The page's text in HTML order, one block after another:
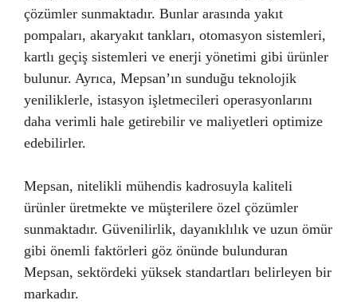
çözümler sunmaktadır. Bunlar arasında yakıt
pompaları, akaryakıt tankları, otomasyon sistemleri,
kartlı geçiş sistemleri ve enerji yönetimi gibi ürünler
bulunur. Ayrıca, Mepsan’ın sunduğu teknolojik
yeniliklerle, istasyon işletmecileri operasyonlarını
daha verimli hale getirebilir ve maliyetleri optimize
edebilirler.
Mepsan, nitelikli mühendis kadrosuyla kaliteli
ürünler üretmekte ve müşterilere özel çözümler
sunmaktadır. Güvenilirlik, dayanıklılık ve uzun ömür
gibi önemli faktörleri göz önünde bulunduran
Mepsan, sektördeki yüksek standartları belirleyen bir
markadır.